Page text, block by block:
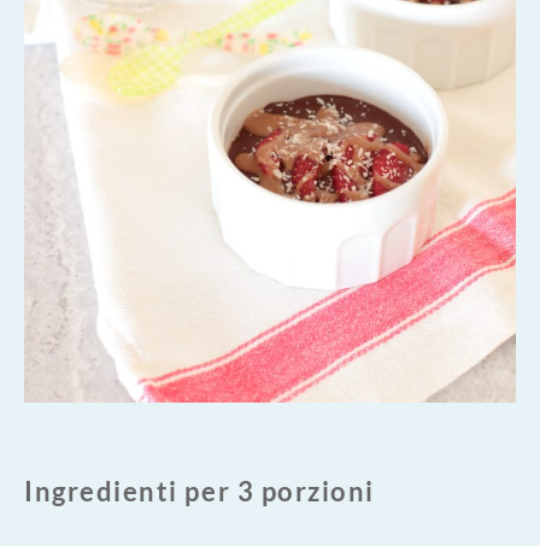
Ingredienti per 3 porzioni